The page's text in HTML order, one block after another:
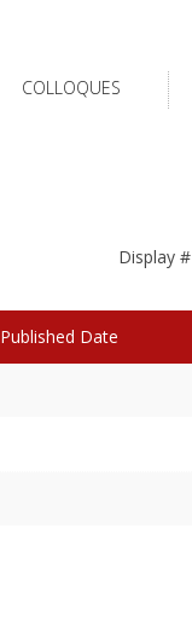
COLLOQUES
Display #
Published Date